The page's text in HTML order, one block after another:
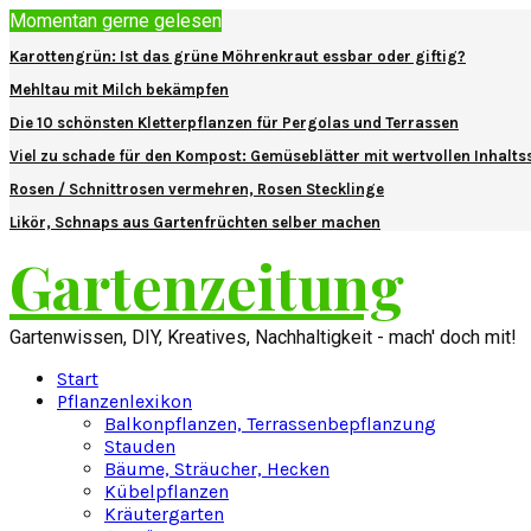
Momentan gerne gelesen
Karottengrün: Ist das grüne Möhrenkraut essbar oder giftig?
Mehltau mit Milch bekämpfen
Die 10 schönsten Kletterpflanzen für Pergolas und Terrassen
Viel zu schade für den Kompost: Gemüseblätter mit wertvollen
Rosen / Schnittrosen vermehren, Rosen Stecklinge
Likör, Schnaps aus Gartenfrüchten selber machen
Gartenzeitung
Gartenwissen, DIY, Kreatives, Nachhaltigkeit - mach' doch mit!
Start
Pflanzenlexikon
Balkonpflanzen, Terrassenbepflanzung
Stauden
Bäume, Sträucher, Hecken
Kübelpflanzen
Kräutergarten